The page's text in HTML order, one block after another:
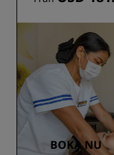
BOKA NU